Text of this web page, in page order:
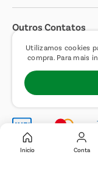
Utilizamos cookies
compra. Para mais
Inicio Conta
Outros Contatos
Negócios Imobiliários
Trabalhe Conosco